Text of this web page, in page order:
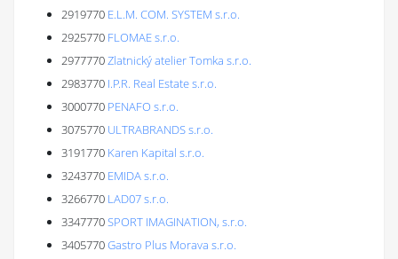
2919770 E.L.M. COM. SYSTEM s.r.o.
2925770 FLOMAE s.r.o.
2977770Zlatnický atelier Tomka s.r.o.
2983770 I.P.R. Real Estate s.r.o.
3000770 PENAFO s.r.o.
3075770 ULTRABRANDS s.r.o.
3191770 Karen Kapital s.r.o.
3243770 EMIDA s.r.o.
3266770 LAD07 s.r.o.
3347770SPORT IMAGINATION, s.r.o.
3405770Gastro Plus Morava s.r.o.